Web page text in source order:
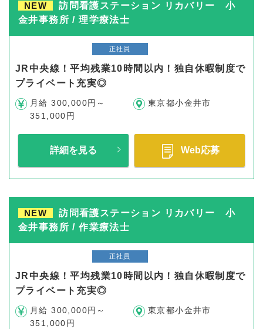
NEW
訪問看護ステーション リカバリー 小
金井事務所 / 理学療法士
正社員
JR中央線！平均残業10時間以内！独自休暇制度で
プライベート充実◎
月給 300,000円～
351,000円
東京都小金井市
詳細を見る Web応募
NEW
訪問看護ステーション リカバリー 小
金井事務所 / 作業療法士
正社員
JR中央線！平均残業10時間以内！独自休暇制度で
プライベート充実◎
月給 300,000円～
351,000円
東京都小金井市